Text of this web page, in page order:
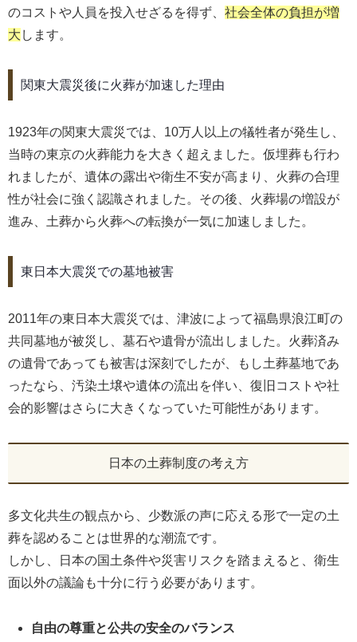
のコストや人員を投入せざるを得ず、 社会全体の負担が増
大 します。
関東大震災後に火葬が加速した理由
1923年の関東大震災では、10万人以上の犠牲者が発生し、
当時の東京の火葬能力を大きく超えました。仮埋葬も行わ
れましたが、遺体の露出や衛生不安が高まり、火葬の合理
性が社会に強く認識されました。その後、火葬場の増設が
進み、土葬から火葬への転換が一気に加速しました。
東日本大震災での墓地被害
2011年の東日本大震災では、津波によって福島県浪江町の
共同墓地が被災し、墓石や遺骨が流出しました。火葬済み
の遺骨であっても被害は深刻でしたが、もし土葬墓地であ
ったなら、汚染土壌や遺体の流出を伴い、復旧コストや社
会的影響はさらに大きくなっていた可能性があります。
日本の土葬制度の考え方
多文化共生の観点から、少数派の声に応える形で一定の土
葬を認めることは世界的な潮流です。
しかし、日本の国土条件や災害リスクを踏まえると、衛生
面以外の議論も十分に行う必要があります。
自由の尊重と公共の安全のバランス